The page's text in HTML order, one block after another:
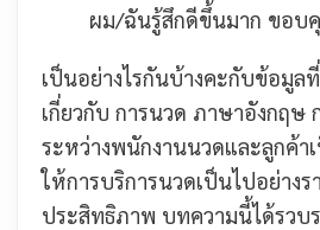
ผม/ฉันรู้สึกดีขึ้นมาก ขอบ
เป็นอย่างไรกันบ้างคะกับข้อมูล
เกี่ยวกับ การนวด ภาษาอังกฤษ
ระหว่างพนักงานนวดและลูกค้า
ให้การบริการนวดเป็นไปอย่าง
ประสิทธิภาพ บทความนี้ได้รวบ